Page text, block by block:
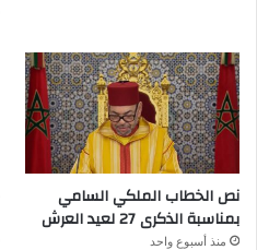
نص الخطاب الملكي السامي
بمناسبة الذكرى 27 لعيد العرش
منذ أسبوع واحد